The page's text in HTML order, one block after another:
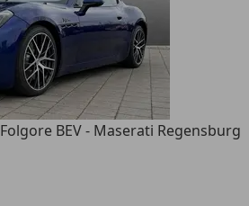
Folgore BEV - Maserati Regensburg